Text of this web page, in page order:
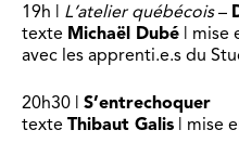
19h | L’atelier québécois–
texte Michaël Dubé | mise
avec les apprenti.e.s du
20h30 | S’entrechoquer
texte Thibaut Galis | mise